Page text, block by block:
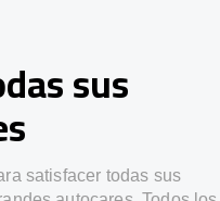
sus
satisfacer todas sus